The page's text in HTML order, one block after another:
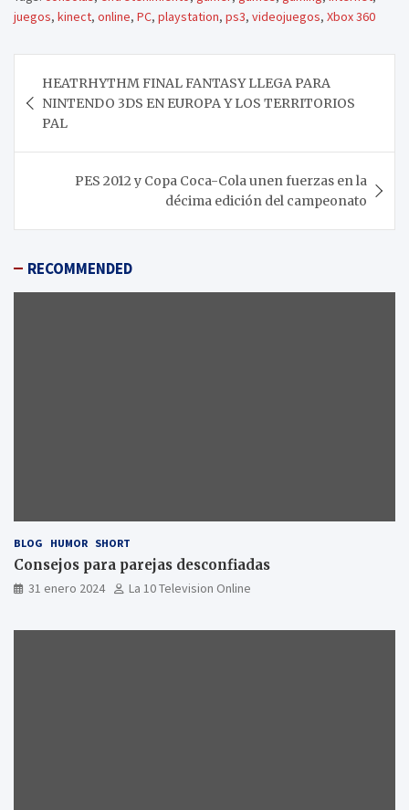
juegos, kinect, online, PC, playstation, ps3, videojuegos, Xbox 360
de
entradas
HEATRHYTHM FINAL FANTASY LLEGA PARA
NINTENDO 3DS EN EUROPA Y LOS TERRITORIOS
PAL
PES 2012 y Copa Coca-Cola unen fuerzas en la
décima edición del campeonato
RECOMMENDED
BLOG HUMOR SHORT
Consejos para parejas desconfiadas
31 enero 2024 La 10 Television Online